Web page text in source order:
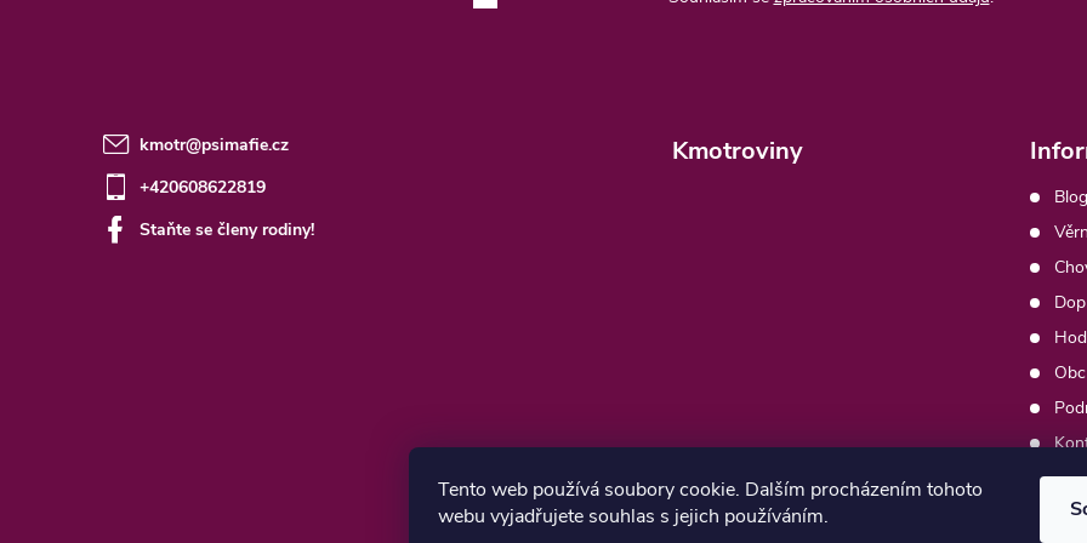
Tento web používá soubory cookie. Dalším procházením tohoto
webu vyjadřujete souhlas s jejich používáním.
kmotr@psimafie.cz
+420608622819
Staňte se členy rodiny!
Kmotroviny